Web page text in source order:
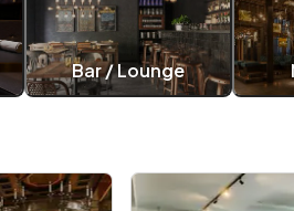
Bar / Lounge